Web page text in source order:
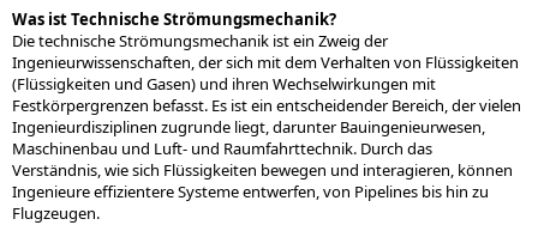
Was ist Technische Strömungsmechanik?
Die technische Strömungsmechanik ist ein Zweig der
Ingenieurwissenschaften, der sich mit dem Verhalten von Flüssigkeiten
(Flüssigkeiten und Gasen) und ihren Wechselwirkungen mit
Festkörpergrenzen befasst. Es ist ein entscheidender Bereich, der vielen
Ingenieurdisziplinen zugrunde liegt, darunter Bauingenieurwesen,
Maschinenbau und Luft- und Raumfahrttechnik. Durch das
Verständnis, wie sich Flüssigkeiten bewegen und interagieren, können
Ingenieure effizientere Systeme entwerfen, von Pipelines bis hin zu
Flugzeugen.